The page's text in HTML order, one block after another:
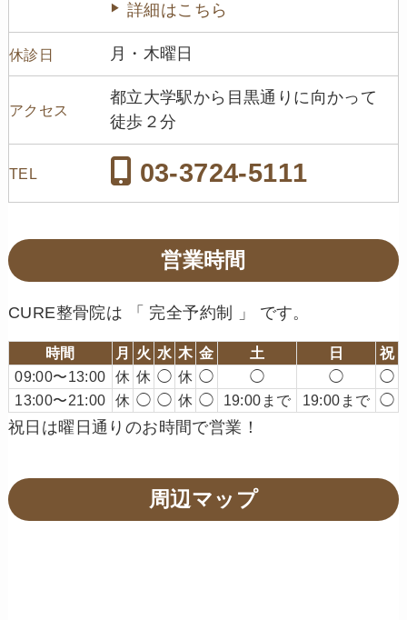
詳細はこちら
休診日 月・木曜日
アクセス
都立大学駅から目黒通りに向かって
徒歩２分
TEL 03-3724-5111
営業時間
CURE整骨院は 「 完全予約制 」 です。
時間 月 火 水 木 金 土 日
祝
09:00〜13:00
休 休 ◯ 休 ◯ ◯ ◯
◯
13:00〜21:00
休 ◯ ◯ 休 ◯ 19:00まで 19:00まで ◯
祝日は曜日通りのお時間で営業！
周辺マップ